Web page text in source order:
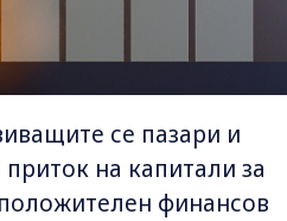
се пазари и
на капитали за
финансов